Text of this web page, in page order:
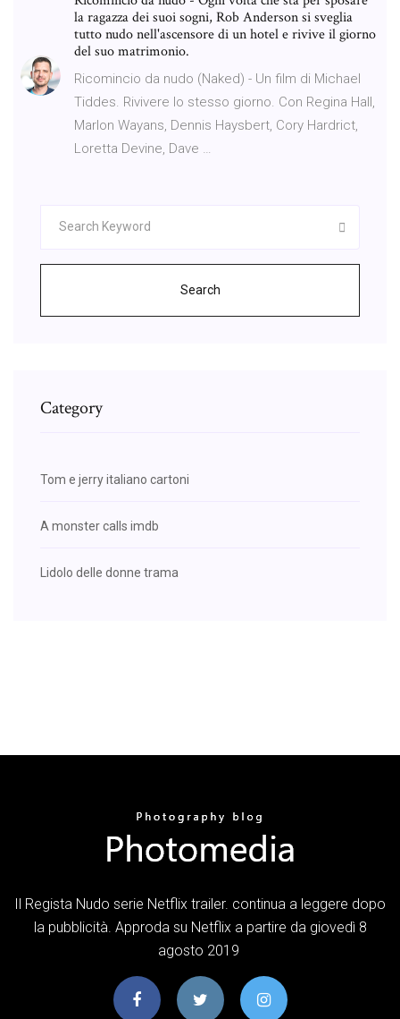
la ragazza dei suoi sogni, Rob Anderson si sveglia
tutto nudo nell'ascensore di un hotel e rivive il giorno
del suo matrimonio.
Ricomincio da nudo (Naked) - Un film di Michael
Tiddes. Rivivere lo stesso giorno. Con Regina Hall,
Marlon Wayans, Dennis Haysbert, Cory Hardrict,
Loretta Devine, Dave …
Search
Category
Tom e jerry italiano cartoni
A monster calls imdb
Lidolo delle donne trama
Il Regista Nudo serie Netflix trailer. continua a leggere dopo
la pubblicità. Approda su Netflix a partire da giovedì 8
agosto 2019